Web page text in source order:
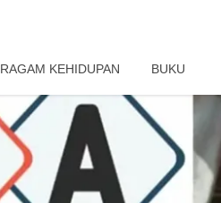
RAGAM KEHIDUPAN BUKU